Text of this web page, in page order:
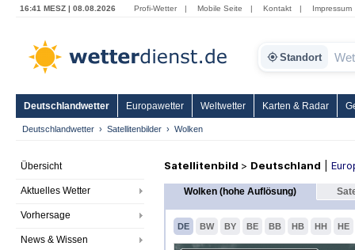
16:41 MESZ | 08.08.2026 Profi-Wetter | Mobile Seite | Kontakt | Impressum
Standort
Deutschlandwetter Europawetter Weltwetter Karten & Radar
Deutschlandwetter Satellitenbilder Wolken
Übersicht
Aktuelles Wetter
Vorhersage
News & Wissen
Satellitenbild > Deutschland
Wolken (hohe Auflösung)
DE BW BY BE BB HB HH HE